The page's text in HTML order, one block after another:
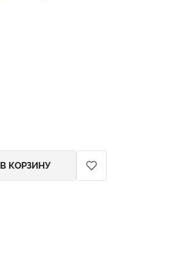
В КОРЗИНУ